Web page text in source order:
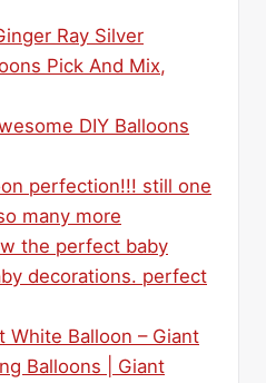
Ray Silver
Pick And Mix,
DIY Balloons
perfection!!! still one
many more
the perfect baby
decorations. perfect
White Balloon – Giant
Balloons | Giant